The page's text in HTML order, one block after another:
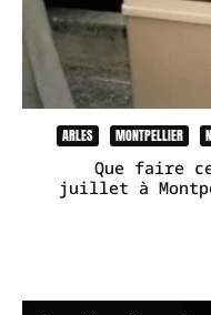
ARLES MONTPELLIER
Que faire
juillet à